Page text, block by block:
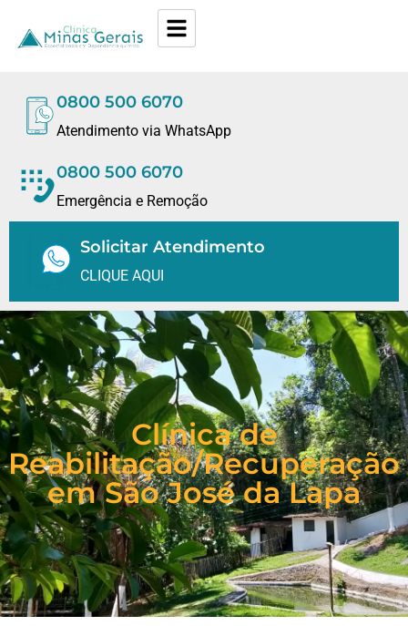
0800 500 6070
Atendimento via WhatsApp
0800 500 6070
Emergência e Remoção
Solicitar Atendimento
CLIQUE AQUI
Clínica de
Reabilitação/Recuperação
em São José da Lapa